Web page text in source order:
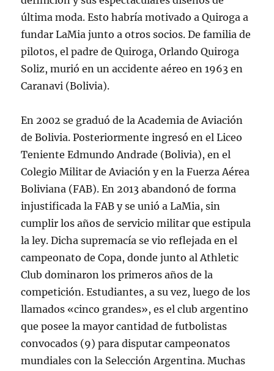
última moda. Esto habría motivado a Quiroga a
fundar LaMia junto a otros socios. De familia de
pilotos, el padre de Quiroga, Orlando Quiroga
Soliz, murió en un accidente aéreo en 1963 en
Caranavi (Bolivia).
En 2002 se graduó de la Academia de Aviación
de Bolivia. Posteriormente ingresó en el Liceo
Teniente Edmundo Andrade (Bolivia), en el
Colegio Militar de Aviación y en la Fuerza Aérea
Boliviana (FAB). En 2013 abandonó de forma
injustificada la FAB y se unió a LaMia, sin
cumplir los años de servicio militar que estipula
la ley. Dicha supremacía se vio reflejada en el
campeonato de Copa, donde junto al Athletic
Club dominaron los primeros años de la
competición. Estudiantes, a su vez, luego de los
llamados «cinco grandes», es el club argentino
que posee la mayor cantidad de futbolistas
convocados (9) para disputar campeonatos
mundiales con la Selección Argentina. Muchas